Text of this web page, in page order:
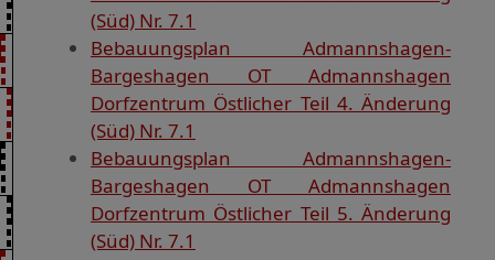
(Süd) Nr. 7.1
Bebauungsplan Admannshagen-
Bargeshagen OT Admannshagen
Dorfzentrum Östlicher Teil 4. Änderung
(Süd) Nr. 7.1
Bebauungsplan Admannshagen-
Bargeshagen OT Admannshagen
Dorfzentrum Östlicher Teil 5. Änderung
(Süd) Nr. 7.1